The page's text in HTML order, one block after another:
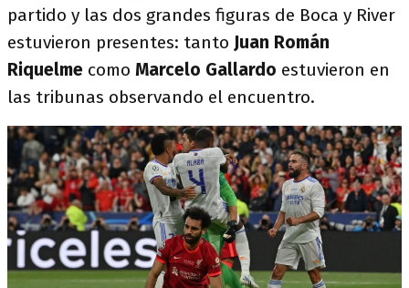
partido y las dos grandes figuras de Boca y River
estuvieron presentes: tanto Juan Román
Riquelme como Marcelo Gallardo estuvieron en
las tribunas observando el encuentro.